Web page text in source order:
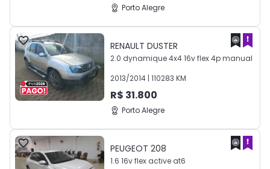
Porto Alegre
RENAULT DUSTER
2.0 dynamique 4x4 16v flex 4p manual
2013/2014 | 110283 KM
R$ 31.800
Porto Alegre
PEUGEOT 208
1.6 16v flex active at6